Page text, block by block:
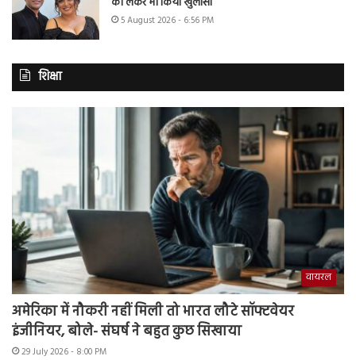
5 August 2026 - 6:56 PM
शिक्षा
वायरल
अमेरिका में नौकरी नहीं मिली तो भारत लौटे सॉफ्टवेयर
इंजीनियर, बोले- संघर्ष ने बहुत कुछ सिखाया
29 July 2026 - 8:00 PM